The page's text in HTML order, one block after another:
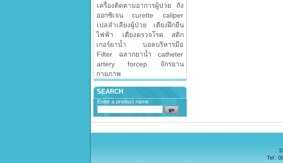
เครื่องติดตามอาการผู้ปวย
ถัง
ออกซิเจน
curette
caliper
เปลลำเลียงผู้ป่วย
เตียงฝึกยืน
ไฟฟ้า
เตียงตรวจโรค
สติก
เกอร์ยาน้ำ
บอลบริหารมือ
Filter
ฉลากยาน้ำ
catheter
artery forcep
จักรยาน
กายภาพ
SEARCH
Enter a product name
Tel :